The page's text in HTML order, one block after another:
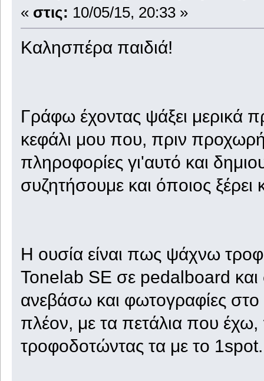
« στις: 10/05/15, 20:33 »
Καλησπέρα παιδιά!
Γράφω έχοντας ψάξει μερικά
κεφάλι μου που, πριν
πληροφορίες γι'αυτό και
συζητήσουμε και όποιος
Η ουσία είναι πως ψάχνω
Tonelab SE σε pedalboard
ανεβάσω και φωτογραφίες στο
πλέον, με τα πετάλια που
τροφοδοτώντας τα με το 1spot.